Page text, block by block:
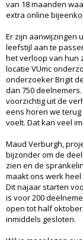
van 18 maanden
extra online
Er zijn aanwijzingen
leefstijl aan te
het verloop van hun
locatie VUmc
onderzoeker Brigit
dan 750
voorzichtig uit de
eens horen we
voelt. Dat kan veel
Maud Verburgh,
bijzonder om de
zien en de
maakt ons werk
Dit najaar starten
is voor 200
open tot half
inmiddels gesloten.